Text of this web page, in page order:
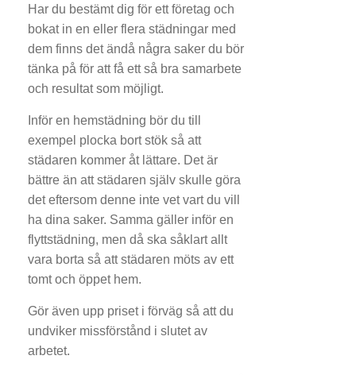
Har du bestämt dig för ett företag och
bokat in en eller flera städningar med
dem finns det ändå några saker du bör
tänka på för att få ett så bra samarbete
och resultat som möjligt.
Inför en hemstädning bör du till
exempel plocka bort stök så att
städaren kommer åt lättare. Det är
bättre än att städaren själv skulle göra
det eftersom denne inte vet vart du vill
ha dina saker. Samma gäller inför en
flyttstädning, men då ska såklart allt
vara borta så att städaren möts av ett
tomt och öppet hem.
Gör även upp priset i förväg så att du
undviker missförstånd i slutet av
arbetet.